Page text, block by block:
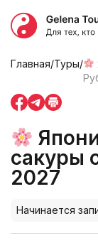
Главная/Туры/
сакуры
2027
Начинается